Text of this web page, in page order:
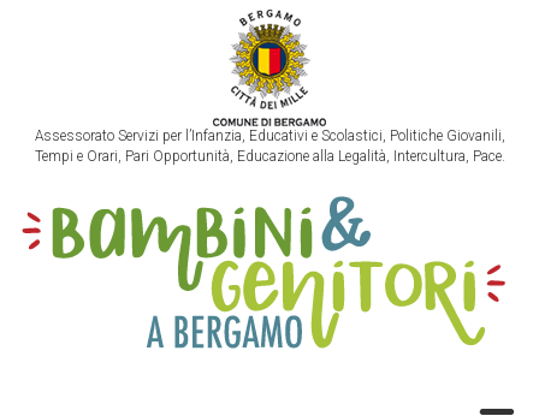
Assessorato Servizi per l’Infanzia, Educativi e Scolastici, Politiche Giovanili,
Tempi e Orari, Pari Opportunità, Educazione alla Legalità, Intercultura, Pace.